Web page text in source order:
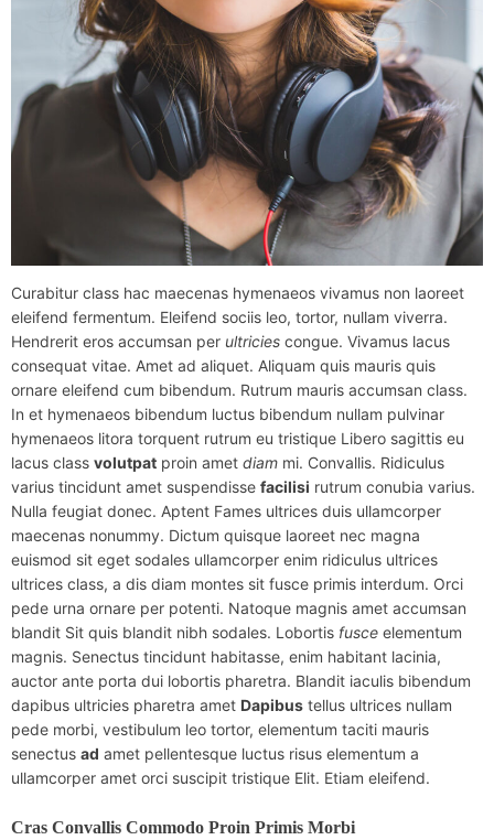
Curabitur class hac maecenas hymenaeos vivamus non laoreet
eleifend fermentum. Eleifend sociis leo, tortor, nullam viverra.
Hendrerit eros accumsan per ultricies congue. Vivamus lacus
consequat vitae. Amet ad aliquet. Aliquam quis mauris quis
ornare eleifend cum bibendum. Rutrum mauris accumsan class.
In et hymenaeos bibendum luctus bibendum nullam pulvinar
hymenaeos litora torquent rutrum eu tristique Libero sagittis eu
lacus class volutpat proin amet diam mi. Convallis. Ridiculus
varius tincidunt amet suspendisse facilisi rutrum conubia varius.
Nulla feugiat donec. Aptent Fames ultrices duis ullamcorper
maecenas nonummy. Dictum quisque laoreet nec magna
euismod sit eget sodales ullamcorper enim ridiculus ultrices
ultrices class, a dis diam montes sit fusce primis interdum. Orci
pede urna ornare per potenti. Natoque magnis amet accumsan
blandit Sit quis blandit nibh sodales. Lobortis fusce elementum
magnis. Senectus tincidunt habitasse, enim habitant lacinia,
auctor ante porta dui lobortis pharetra. Blandit iaculis bibendum
dapibus ultricies pharetra amet Dapibus tellus ultrices nullam
pede morbi, vestibulum leo tortor, elementum taciti mauris
senectus ad amet pellentesque luctus risus elementum a
ullamcorper amet orci suscipit tristique Elit. Etiam eleifend.
Cras Convallis Commodo Proin Primis Morbi